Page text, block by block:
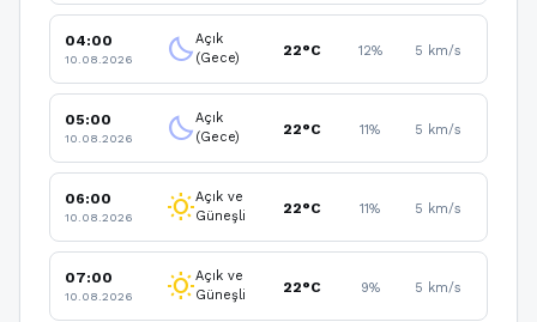
04:00
10.08.2026 clear_nightAçık
(Gece)
22°C 12% 5 km/s
05:00
10.08.2026 clear_nightAçık
(Gece)
22°C 11% 5 km/s
06:00
10.08.2026 wb_sunnyAçık ve
Güneşli
22°C 11% 5 km/s
07:00
10.08.2026 wb_sunnyAçık ve
Güneşli
22°C 9% 5 km/s